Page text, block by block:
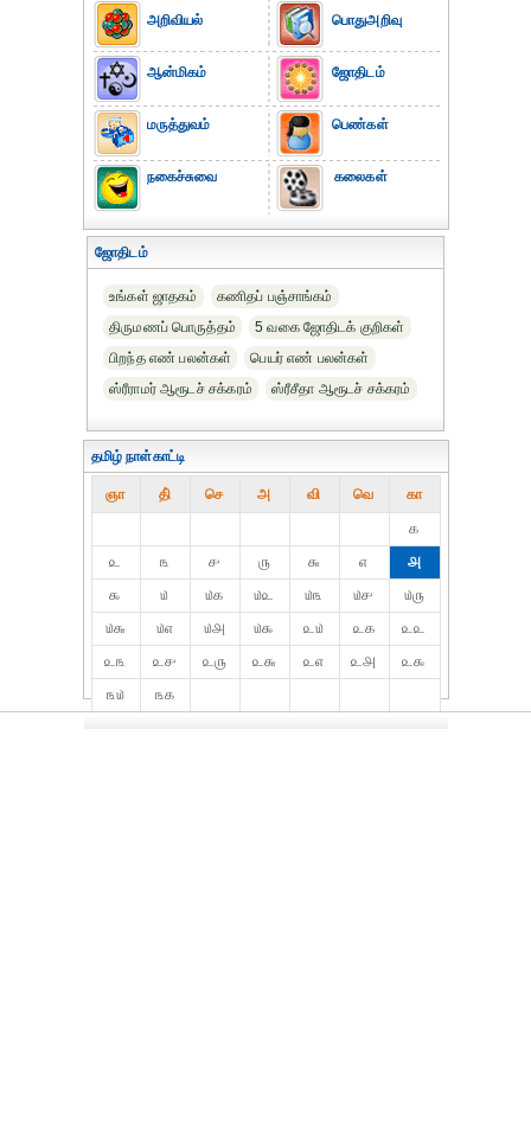
அறிவியல்
ஆன்மிகம்
மருத்துவம்
நகைச்சுவை
பொதுஅறிவு
ஜோதிடம்
பெண்கள்
கலைகள்
ஜோதிடம்
உங்கள் ஜாதகம்
கணிதப் பஞ்சாங்கம்
திருமணப் பொருத்தம்
5 வகை ஜோதிடக் குறிகள்
பிறந்த எண் பலன்கள்
பெயர் எண் பலன்கள்
ஸ்ரீராமர் ஆரூடச் சக்கரம்
ஸ்ரீசீதா ஆரூடச் சக்கரம்
தமிழ் நாள்காட்டி
ஞா தி் செ அ வி வெ கா
௧
௨
௩ ௪ ௫ ௬ ௭
௮
௯
௰ ௰௧ ௰௨ ௰௩ ௰௪
௰௫
௰௬
௰௭ ௰௮ ௰௯ ௨௰ ௨௧
௨௨
௨௩
௨௪ ௨௫ ௨௬ ௨௭ ௨௮
௨௯
௩௰
௩௧